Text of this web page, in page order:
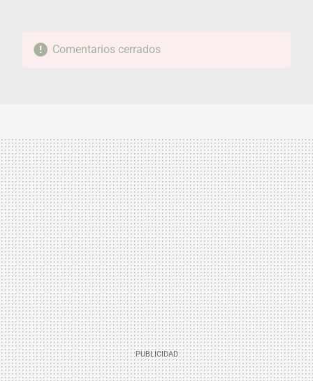
Comentarios cerrados